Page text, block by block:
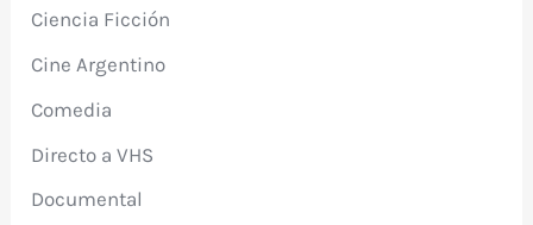
Ciencia Ficción
Cine Argentino
Comedia
Directo a VHS
Documental